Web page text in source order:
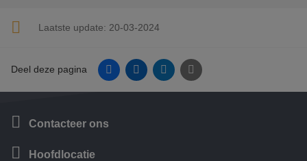
Laatste update: 20-03-2024
Deel deze pagina FacebookLinkedinTwitter E-mail
Contacteer ons
Hoofdlocatie